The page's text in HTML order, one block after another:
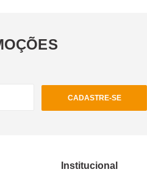
CADASTRE-SE
Institucional